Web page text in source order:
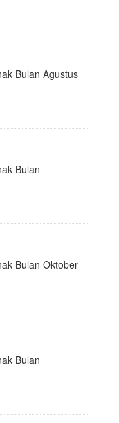
Bulan Agustus
Bulan
Bulan Oktober
Bulan